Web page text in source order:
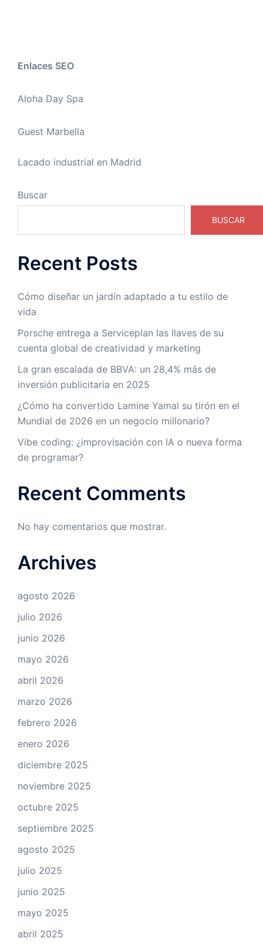
Enlaces SEO
Aloha Day Spa
Guest Marbella
Lacado industrial en Madrid
Buscar
BUSCAR
Recent Posts
Cómo diseñar un jardín adaptado a tu estilo de
vida
Porsche entrega a Serviceplan las llaves de su
cuenta global de creatividad y marketing
La gran escalada de BBVA: un 28,4% más de
inversión publicitaria en 2025
¿Cómo ha convertido Lamine Yamal su tirón en el
Mundial de 2026 en un negocio millonario?
Vibe coding: ¿improvisación con IA o nueva forma
de programar?
Recent Comments
No hay comentarios que mostrar.
Archives
agosto 2026
julio 2026
junio 2026
mayo 2026
abril 2026
marzo 2026
febrero 2026
enero 2026
diciembre 2025
noviembre 2025
octubre 2025
septiembre 2025
agosto 2025
julio 2025
junio 2025
mayo 2025
abril 2025